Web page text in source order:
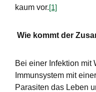
kaum vor.[1]
Wie kommt der
Bei einer Infektion mit
Immunsystem mit
Parasiten das Leben